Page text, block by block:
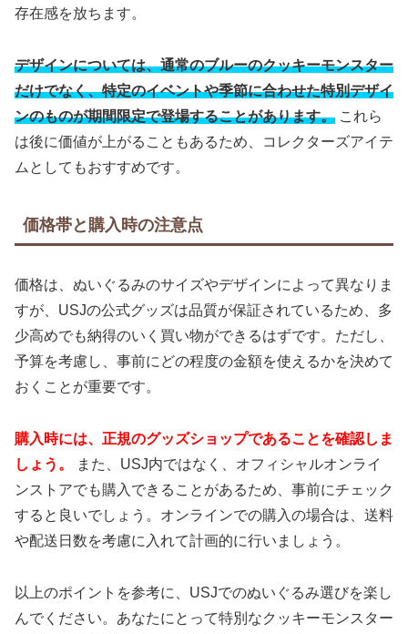
存在感を放ちます。
デザインについては、通常のブルーのクッキーモンスター
だけでなく、特定のイベントや季節に合わせた特別デザイ
ンのものが期間限定で登場することがあります。 これら
は後に価値が上がることもあるため、コレクターズアイテ
ムとしてもおすすめです。
価格帯と購入時の注意点
価格は、ぬいぐるみのサイズやデザインによって異なりま
すが、USJの公式グッズは品質が保証されているため、多
少高めでも納得のいく買い物ができるはずです。ただし、
予算を考慮し、事前にどの程度の金額を使えるかを決めて
おくことが重要です。
購入時には、正規のグッズショップであることを確認しま
しょう。
また、USJ内ではなく、オフィシャルオンライ
ンストアでも購入できることがあるため、事前にチェック
すると良いでしょう。オンラインでの購入の場合は、送料
や配送日数を考慮に入れて計画的に行いましょう。
以上のポイントを参考に、USJでのぬいぐるみ選びを楽し
んでください。あなたにとって特別なクッキーモンスター